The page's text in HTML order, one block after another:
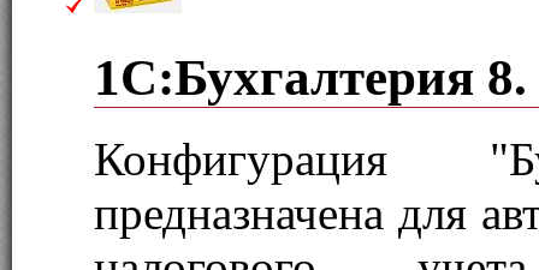
1С:Бухгалтерия
Конфигурация
предназначена для